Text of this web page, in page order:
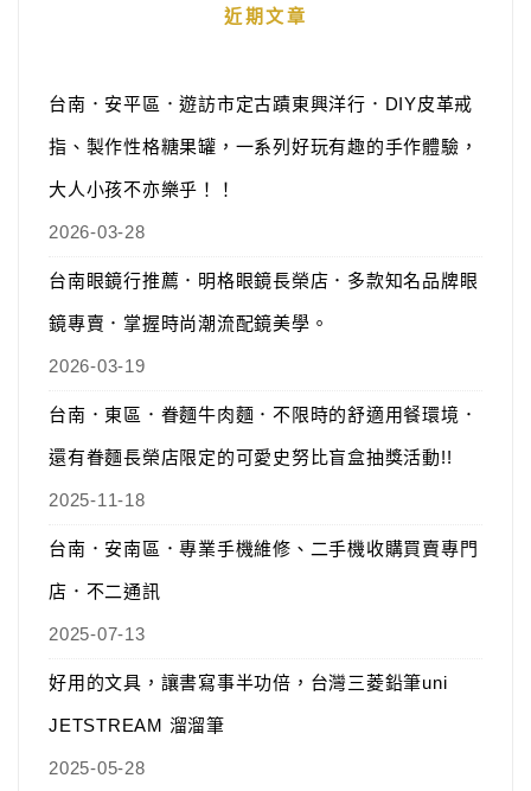
近期文章
台南．安平區．遊訪市定古蹟東興洋行．DIY皮革戒
指、製作性格糖果罐，一系列好玩有趣的手作體驗，
大人小孩不亦樂乎！！
2026-03-28
台南眼鏡行推薦．明格眼鏡長榮店．多款知名品牌眼
鏡專賣．掌握時尚潮流配鏡美學。
2026-03-19
台南．東區．眷麵牛肉麵．不限時的舒適用餐環境．
還有眷麵長榮店限定的可愛史努比盲盒抽獎活動!!
2025-11-18
台南．安南區．專業手機維修、二手機收購買賣專門
店．不二通訊
2025-07-13
好用的文具，讓書寫事半功倍，台灣三菱鉛筆uni
JETSTREAM 溜溜筆
2025-05-28